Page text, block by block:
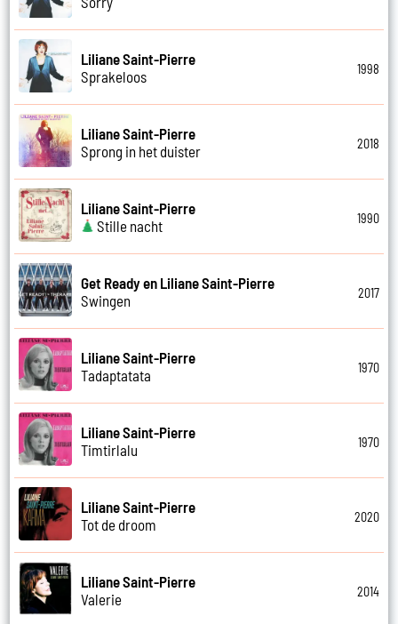
Liliane Saint-Pierre
Sprakeloos
1998
Liliane Saint-Pierre
Sprong in het duister
2018
Liliane Saint-Pierre
Stille nacht
1990
Get Ready en Liliane Saint-Pierre
Swingen
2017
Liliane Saint-Pierre
Tadaptatata
1970
Liliane Saint-Pierre
Timtirlalu
1970
Liliane Saint-Pierre
Tot de droom
2020
Liliane Saint-Pierre
Valerie
2014